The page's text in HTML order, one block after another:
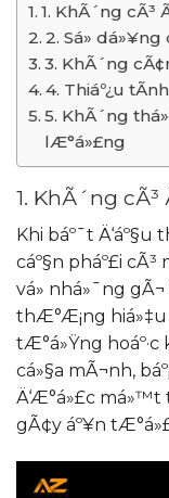
1. KhÃ´ng
2. Sá»­ dá»¥ng
3. KhÃ´ng cÃ¢n
4. Thiáº¿u tÃ­nh
5. KhÃ´ng
lÆ°á»£ng
1. KhÃ´ng
Khi báº¯t Ä‘áº§u
cáº§n pháº£i
vá» nhá»¯ng
thÆ°Æ¡ng hiá»‡u
tÆ°á»Ÿng
cá»§a mÃ¬nh,
Ä‘Æ°á»£c má»™t
gÃ¢y áº¥n